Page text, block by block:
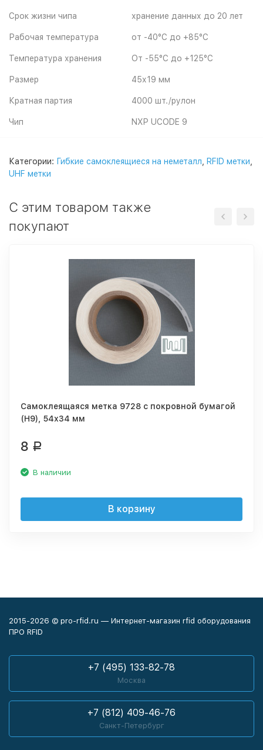
Срок жизни чипа хранение данных до 20 лет
Рабочая температура от -40°C до +85°C
Температура хранения От -55°C до +125°C
Размер 45х19 мм
Кратная партия 4000 шт./рулон
Чип NXP UCODE 9
Категории: Гибкие самоклеящиеся на неметалл RFID метки
UHF метки
С этим товаром также
покупают
Самоклеящаяся метка 9728 с покровной бумагой
(H9), 54х34 мм
8 Р
В наличии
В корзину
2015-2026 © pro-rfid.ru — Интернет-магазин rfid оборудования
ПРО RFID
+7 (495) 133-82-78
Москва
+7 (812) 409-46-76
Санкт-Петербург